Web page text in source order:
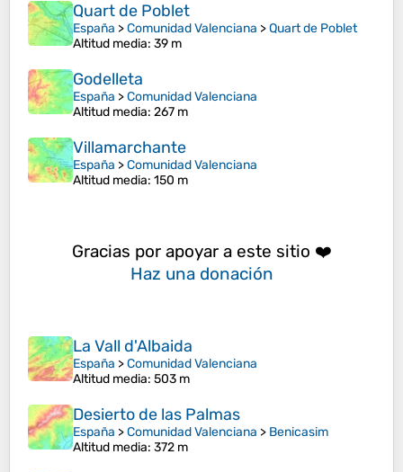
Quart de Poblet
España >Comunidad Valenciana >Quart de Poblet
Altitud media: 39 m
Godelleta
España >Comunidad Valenciana
Altitud media: 267 m
Villamarchante
España >Comunidad Valenciana
Altitud media: 150 m
Gracias por apoyar a este sitio ❤️
Haz una donación
La Vall d'Albaida
España >Comunidad Valenciana
Altitud media: 503 m
Desierto de las Palmas
España >Comunidad Valenciana > Benicasim
Altitud media: 372 m